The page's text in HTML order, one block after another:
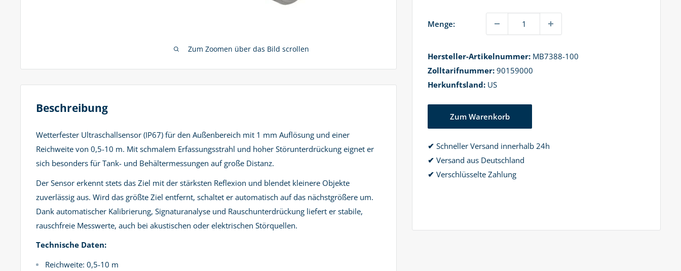
Zum Zoomen über das Bild scrollen
Menge:
Hersteller-Artikelnummer: MB7388-100
Zolltarifnummer: 90159000
Herkunftsland: US
Zum Warenkorb
✔ Schneller Versand innerhalb 24h
✔Versand aus Deutschland
✔ Verschlüsselte Zahlung
Beschreibung
Wetterfester Ultraschallsensor (IP67) für den Außenbereich mit 1 mm Auflösung und einer
Reichweite von 0,5-10 m. Mit schmalem Erfassungsstrahl und hoher Störunterdrückung eignet er
sich besonders für Tank- und Behältermessungen auf große Distanz.
Der Sensor erkennt stets das Ziel mit der stärksten Reflexion und blendet kleinere Objekte
zuverlässig aus. Wird das größte Ziel entfernt, schaltet er automatisch auf das nächstgrößere um.
Dank automatischer Kalibrierung, Signaturanalyse und Rauschunterdrückung liefert er stabile,
rauschfreie Messwerte, auch bei akustischen oder elektrischen Störquellen.
Technische Daten:
Reichweite: 0,5-10 m